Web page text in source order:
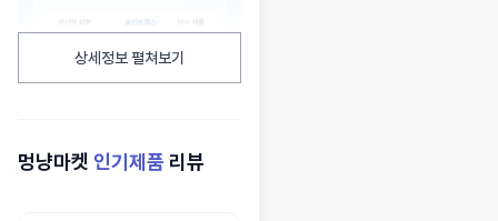
상세정보 펼쳐보기
멍냥마켓 인기제품 리뷰